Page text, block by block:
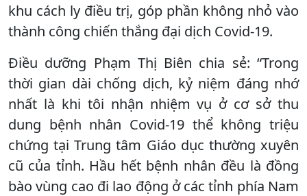
khu cách ly điều trị, góp phần không nhỏ vào
thành công chiến thắng đại dịch Covid-19.
Điều dưỡng Phạm Thị Biên chia sẻ: “Trong
thời gian dài chống dịch, kỷ niệm đáng nhớ
nhất là khi tôi nhận nhiệm vụ ở cơ sở thu
dung bệnh nhân Covid-19 thể không triệu
chứng tại Trung tâm Giáo dục thường xuyên
cũ của tỉnh. Hầu hết bệnh nhân đều là đồng
bào vùng cao đi lao động ở các tỉnh phía Nam